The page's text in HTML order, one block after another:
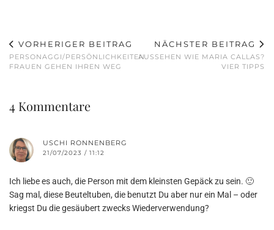
VORHERIGER BEITRAG
PERSONAGGI/PERSÖNLICHKEITEN.
FRAUEN GEHEN IHREN WEG
NÄCHSTER BEITRAG
AUSSEHEN WIE MARIA CALLAS?
VIER TIPPS
4 Kommentare
USCHI RONNENBERG
21/07/2023 / 11:12
Ich liebe es auch, die Person mit dem kleinsten Gepäck zu sein. 🙂
Sag mal, diese Beuteltuben, die benutzt Du aber nur ein Mal – oder
kriegst Du die gesäubert zwecks Wiederverwendung?